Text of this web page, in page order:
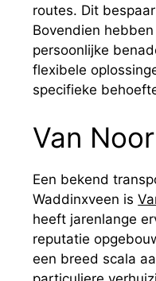
routes. Dit
Bovendien
persoonlijke
flexibele
specifieke
Van
Een bekend
Waddinxveen is
heeft jarenlange
reputatie
een breed scala